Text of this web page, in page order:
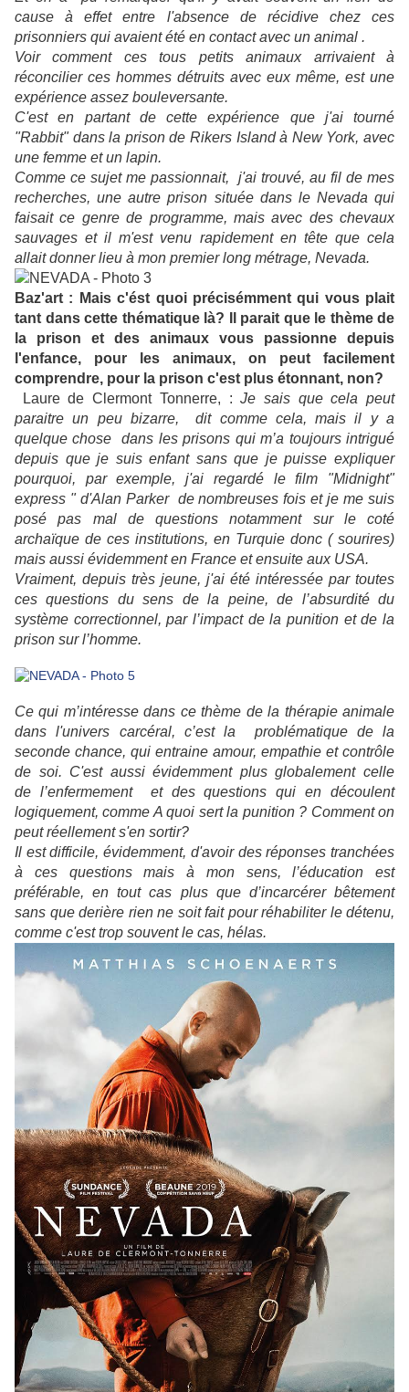
cause à effet entre l'absence de récidive chez ces
prisonniers qui avaient été en contact avec un animal .
Voir comment ces tous petits animaux arrivaient à
réconcilier ces hommes détruits avec eux même, est une
expérience assez bouleversante.
C'est en partant de cette expérience que j'ai tourné
"Rabbit" dans la prison de Rikers Island à New York, avec
une femme et un lapin.
Comme ce sujet me passionnait, j'ai trouvé, au fil de mes
recherches, une autre prison située dans le Nevada qui
faisait ce genre de programme, mais avec des chevaux
sauvages et il m'est venu rapidement en tête que cela
allait donner lieu à mon premier long métrage, Nevada.
Baz'art :
Mais c'ést quoi précisémment qui vous plait
tant dans cette thématique là? Il parait que le thème de
la prison et des animaux vous passionne depuis
l'enfance, pour les animaux, on peut facilement
comprendre, pour la prison c'est plus étonnant, non?
Laure de Clermont Tonnerre, :Je sais que cela peut
paraitre un peu bizarre, dit comme cela, mais il y a
quelque chose dans les prisons qui m’a toujours intrigué
depuis que je suis enfant sans que je puisse expliquer
pourquoi, par exemple, j'ai regardé le film "Midnight"
express " d'Alan Parker de nombreuses fois et je me suis
posé pas mal de questions notamment sur le coté
archaïque de ces institutions, en Turquie donc ( sourires)
mais aussi évidemment en France et ensuite aux USA.
Vraiment, depuis très jeune, j'ai été intéressée par toutes
ces questions du sens de la peine, de l’absurdité du
système correctionnel, par l’impact de la punition et de la
prison sur l’homme.
Ce qui m’intéresse dans ce thème de la thérapie animale
dans l'univers carcéral, c’est la problématique de la
seconde chance, qui entraine amour, empathie et contrôle
de soi. C'est aussi évidemment plus globalement celle
de l’enfermement et des questions qui en découlent
logiquement, comme A quoi sert la punition ? Comment on
peut réellement s'en sortir?
Il est difficile, évidemment, d'avoir des réponses tranchées
à ces questions mais à mon sens, l’éducation est
préférable, en tout cas plus que d’incarcérer bêtement
sans que derière rien ne soit fait pour réhabiliter le détenu,
comme c'est trop souvent le cas, hélas.